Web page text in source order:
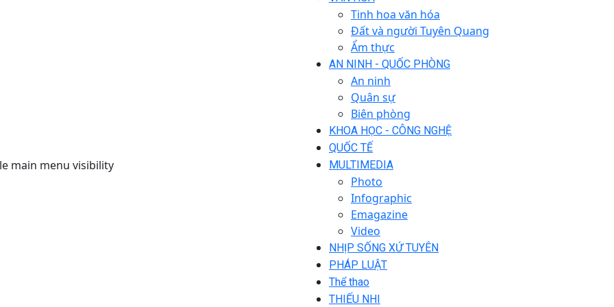
main menu visibility
Tinh hoa văn hóa
Đất và người Tuyên Quang
Ẩm thực
AN NINH - QUỐC PHÒNG
An ninh
Quân sự
Biên phòng
KHOA HỌC - CÔNG NGHỆ
QUỐC TẾ
MULTIMEDIA
Photo
Infographic
Emagazine
Video
NHỊP SỐNG XỨ TUYÊN
PHÁP LUẬT
Thể thao
THIẾU NHI